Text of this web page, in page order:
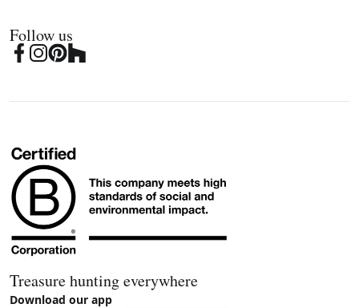
Follow us
Treasure hunting everywhere
Download our app